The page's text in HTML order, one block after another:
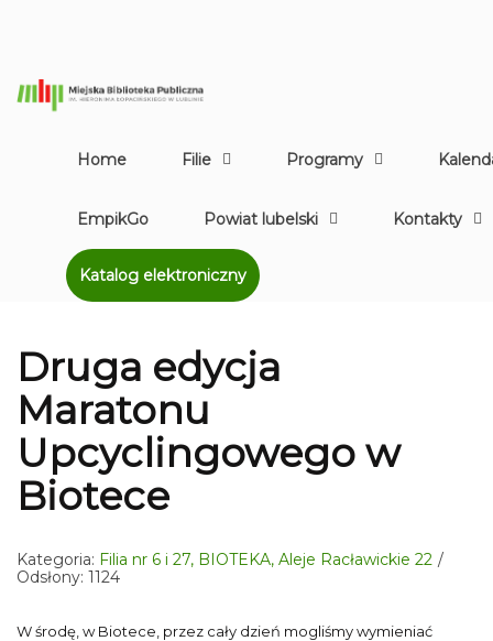
Home Filie Programy
EmpikGo Powiat lubelski Kontakty
Katalog elektroniczny
Druga edycja
Maratonu
Upcyclingowego w
Biotece
Kategoria: Filia nr 6 i 27, BIOTEKA, Aleje Racławickie 22
Odsłony: 1124
W środę, w Biotece, przez cały dzień mogliśmy wymieniać